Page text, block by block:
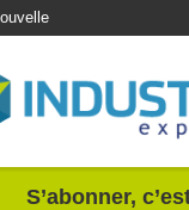
S’abonner,